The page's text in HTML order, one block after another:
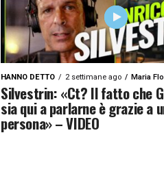
HANNO DETTO 2 settimane ago Maria
Silvestrin: «Ct? Il fatto che
sia qui a parlarne è grazie a
persona» – VIDEO